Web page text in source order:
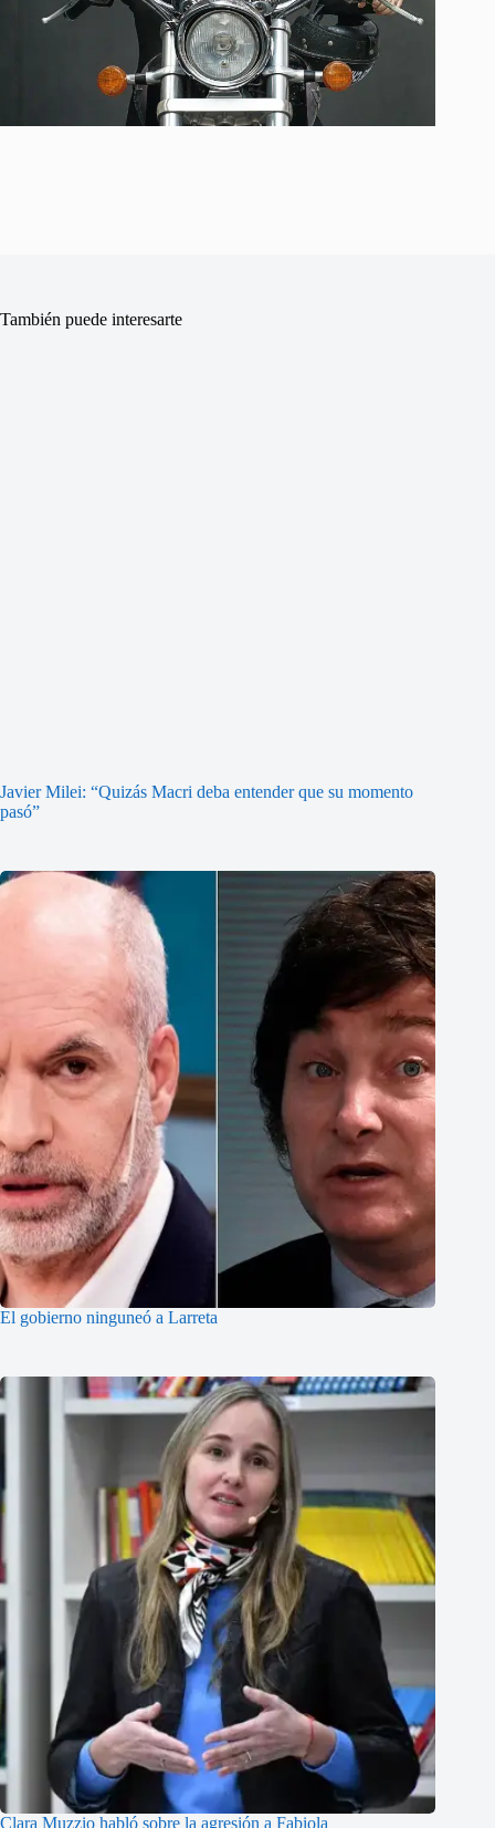
También puede interesarte
Javier Milei: “Quizás Macri deba entender que su momento
pasó”
El gobierno ninguneó a Larreta
Clara Muzzio habló sobre la agresión a Fabiola